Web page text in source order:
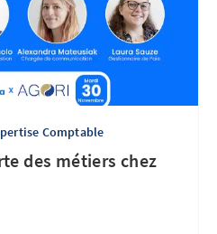
Comptable
des métiers chez